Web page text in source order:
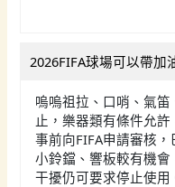
2026FIFA球場可以帶加
嗚嗚祖拉、口哨、氣
止，樂器類有條件允
事前向FIFA申請審核
小鈴鐺、響板較有機
干擾仍可要求停止使用